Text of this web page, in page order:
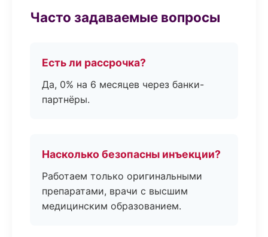
Часто задаваемые вопросы
Есть ли рассрочка?
Да, 0% на 6 месяцев через банки-
партнёры.
Насколько безопасны инъекции?
Работаем только оригинальными
препаратами, врачи с высшим
медицинским образованием.